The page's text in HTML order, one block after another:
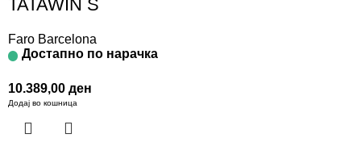
TATAWIN S
Faro Barcelona
Достапно по нарачка
10.389,00 ден
Додај во кошница